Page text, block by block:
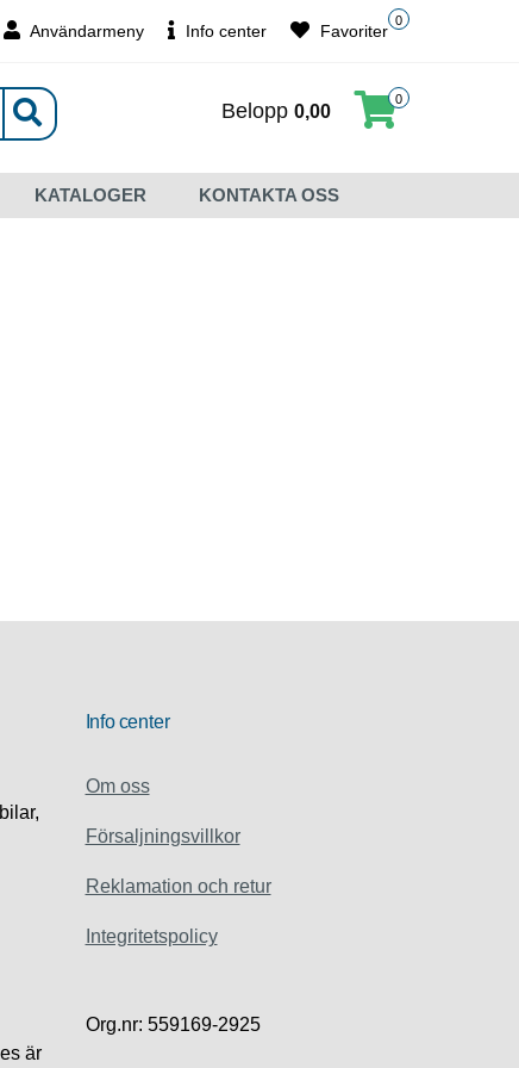
Användarmeny Info center
0
Favoriter
Belopp 0,00
0
KATALOGER KONTAKTA OSS
är
Info center
Om oss
Försaljningsvillkor
Reklamation och retur
Integritetspolicy
Org.nr: 559169-2925